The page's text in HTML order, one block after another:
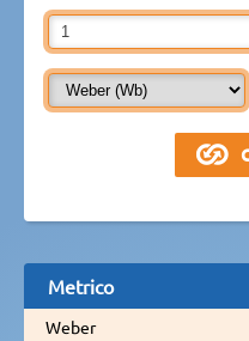
Metrico
Weber